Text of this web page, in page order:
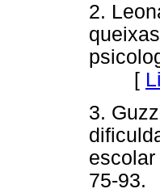
2.
[
3.
75-